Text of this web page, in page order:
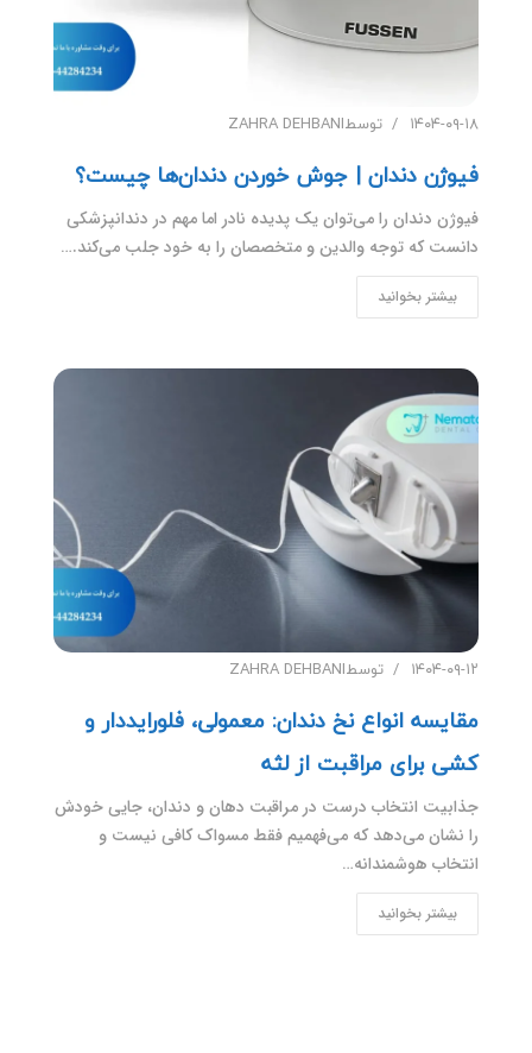
۱۴۰۴-۰۹-۱۸ توسطZAHRA DEHBANI
فیوژن دندان | جوش خوردن دندان‌ها چیست؟
فیوژن دندان را می‌توان یک پدیده نادر اما مهم در دندانپزشکی
دانست که توجه والدین و متخصصان را به خود جلب می‌کند.…
بیشتر بخوانید
۱۴۰۴-۰۹-۱۲ توسطZAHRA DEHBANI
مقایسه انواع نخ دندان: معمولی، فلورایددار و
کشی برای مراقبت از لثه
جذابیت انتخاب درست در مراقبت دهان و دندان، جایی خودش
را نشان می‌دهد که می‌فهمیم فقط مسواک کافی نیست و
انتخاب هوشمندانه…
بیشتر بخوانید